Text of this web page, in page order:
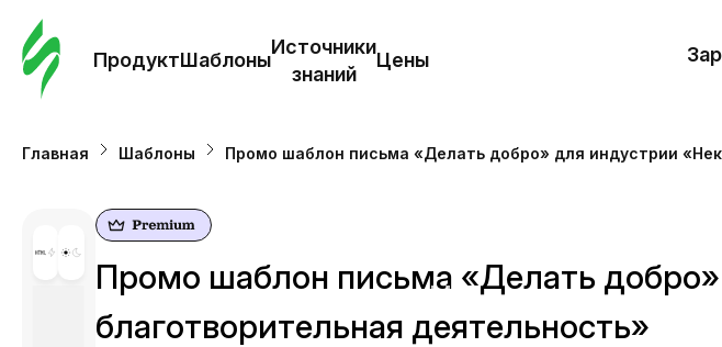
ПродуктШаблоны
Источники
знаний
Цены
Цены
Главная Шаблоны Промо шаблон письма «Делать добро» для индустрии
Промо шаблон письма «Делать
благотворительная деятельность»